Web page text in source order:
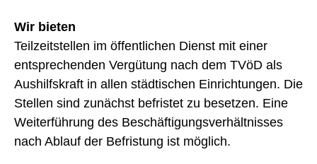
Wir bieten
Teilzeitstellen im öffentlichen Dienst mit einer
entsprechenden Vergütung nach dem TVöD als
Aushilfskraft in allen städtischen Einrichtungen. Die
Stellen sind zunächst befristet zu besetzen. Eine
Weiterführung des Beschäftigungsverhältnisses
nach Ablauf der Befristung ist möglich.